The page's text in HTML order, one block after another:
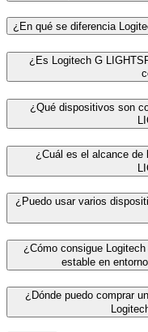
¿En qué se diferencia
¿Es Logitech G
¿Qué dispositivos son
¿Cuál es el alcance de
¿Puedo usar varios
¿Cómo consigue
estable en
¿Dónde puedo comprar